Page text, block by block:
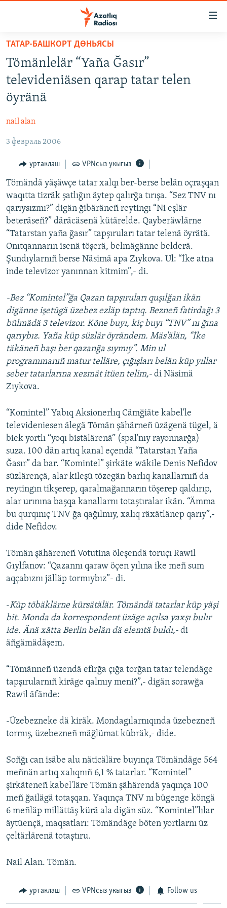
төп
төп
меню
эзләү
ЯҢАЛЫКЛАР
БАШКОРТСТАН
ТАТАРСТАН
ТАТАР-БАШКОРТ ДӨНЬЯСЫ
СУГЫШ
БЕЗНЕ ТОМАЛАДЫЛАР
ШӘЛКЕМНӘР
ӘҢГӘМӘ
КОММЕНТАР
ДИНИ ТОРМЫШ
ПӘРӘВЕЗ
ФӘН-ФӘСМӘТӘН
ДӨНЬЯ ХӘЛЛӘРЕ
ТАТАРЧА ПОДКАСТ
ӘЙДӘ ONLINE
IDEL.РЕАЛИИ
БАШКА ТЕЛЛӘРДӘ
ТАТАР-БАШКОРТ ДӨНЬЯСЫ
Tömänlelär “Yaña Ğasır”
televideniäsen qarap tatar telen
öyränä
nail alan
3 февраль 2006
уртаклаш VPNсыз укыгыз
Tömändä yäşäwçe tatar xalqı ber-berse belän oçraşqan
waqıtta tizräk şatlığın äytep qalırğa tırışa. “Sez TNV nı
qarıysızmı?” digän ğibäräneñ reytingı “Ni eşlär
beteräseñ?” däräcäsenä kütärelde. Qayberäwlärne
“Tatarstan yaña ğasır” tapşıruları tatar telenä öyrätä.
Onıtqannarın isenä töşerä, belmägänne belderä.
Şundıylarnıñ berse Näsimä apa Zıykova. Ul: “İke atna
inde televizor yanınnan kitmim”,- di.
-Bez “Komintel”ğa Qazan tapşıruları quşılğan ikän
digänne işetügä üzebez ezläp taptıq. Bezneñ fatirdağı 3
bülmädä 3 televizor. Köne buyı, kiç buyı “TNV” nı ğına
qarıybız. Yaña küp süzlär öyrändem. Mäs'älän, “İke
täkäneñ başı ber qazanğa sıymıy”. Min ul
programmanıñ matur telläre, çığışları belän küp yıllar
seber tatarlarına xezmät itüen telim,- di Näsimä
Zıykova.
“Komintel” Yabıq Aksionerlıq Cämğiäte kabel'le
televideniesen älegä Tömän şähärneñ üzägenä tügel, ä
biek yortlı “yoqı bistälärenä” (spal'nıy rayonnarğa)
suza. 100 dän artıq kanal eçendä “Tatarstan Yaña
Ğasır” da bar. “Komintel” şirkäte wäkile Denis Nefidov
süzlärençä, alar kileşü tözegän barlıq kanallarnıñ da
reytingın tikşerep, qaralmağannarın töşerep qaldırıp,
alar urınına başqa kanallarnı totaştıralar ikän. “Ämma
bu qurqınıç TNV ğa qağılmıy, xalıq räxätlänep qarıy”,-
dide Nefidov.
Tömän şähäreneñ Votutina öleşendä toruçı Rawil
Gıylfanov: “Qazannı qaraw öçen yılına ike meñ sum
aqçabıznı jälläp tormıybız”- di.
-Küp töbäklärne kürsätälär. Tömändä tatarlar küp yäşi
bit. Monda da korrespondent üzäge açılsa yaxşı bulır
ide. Änä xätta Berlin belän dä elemtä buldı,- di
äñgämädäşem.
“Tömänneñ üzendä efirğa çığa torğan tatar telendäge
tapşırularnıñ kiräge qalmıy meni?”,- digän sorawğa
Rawil äfände:
-Üzebezneke dä kiräk. Mondagılarnıqında üzebezneñ
tormış, üzebezneñ mäğlümat kübräk,- dide.
Soñğı can isäbe alu näticäläre buyınça Tömändäge 564
meñnän artıq xalıqnıñ 6,1 % tatarlar. “Komintel”
şirkäteneñ kabel'läre Tömän şähärendä yaqınça 100
meñ ğailägä totaşqan. Yaqınça TNV nı bügenge köngä
6 meñläp millättäş kürä ala digän süz. “Komintel”lılar
äytüençä, maqsatları: Tömändäge böten yortlarnı üz
çeltärlärenä totaştıru.
Nail Alan. Tömän.
уртаклаш VPNсыз укыгыз Follow us